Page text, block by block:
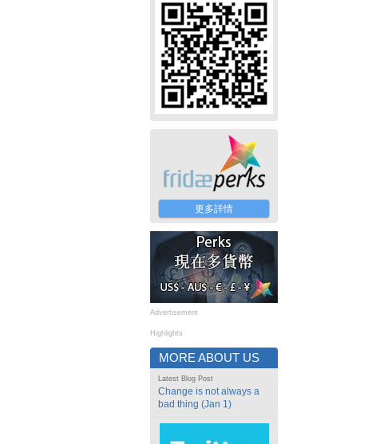
更多詳情
Advertisement
Highlights
MORE ABOUT US
Latest Blog Post
Change is not always a
bad thing (Jan 1)